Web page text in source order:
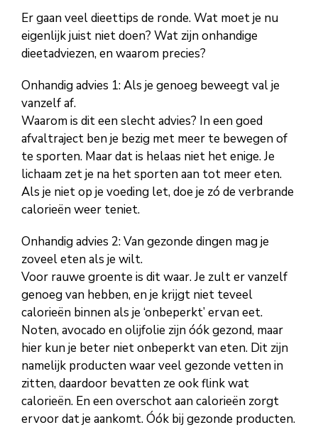
Er gaan veel dieettips de ronde. Wat moet je nu
eigenlijk juist niet doen? Wat zijn onhandige
dieetadviezen, en waarom precies?
Onhandig advies 1: Als je genoeg beweegt val je
vanzelf af.
Waarom is dit een slecht advies? In een goed
afvaltraject ben je bezig met meer te bewegen of
te sporten. Maar dat is helaas niet het enige. Je
lichaam zet je na het sporten aan tot meer eten.
Als je niet op je voeding let, doe je zó de verbrande
calorieën weer teniet.
Onhandig advies 2: Van gezonde dingen mag je
zoveel eten als je wilt.
Voor rauwe groente is dit waar. Je zult er vanzelf
genoeg van hebben, en je krijgt niet teveel
calorieën binnen als je ‘onbeperkt’ ervan eet.
Noten, avocado en olijfolie zijn óók gezond, maar
hier kun je beter niet onbeperkt van eten. Dit zijn
namelijk producten waar veel gezonde vetten in
zitten, daardoor bevatten ze ook flink wat
calorieën. En een overschot aan calorieën zorgt
ervoor dat je aankomt. Óók bij gezonde producten.